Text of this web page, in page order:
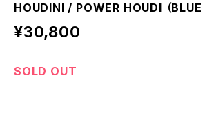
HOUDINI / POWER HOUDI （BLUE
¥30,800
SOLD OUT